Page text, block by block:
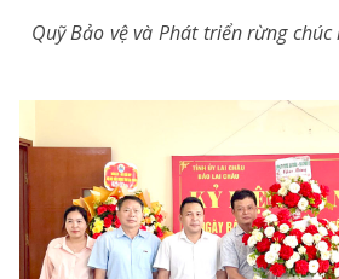
Quỹ Bảo vệ và Phát triển rừng